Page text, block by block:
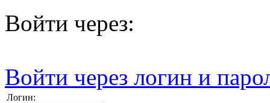
Войти через:
Войти через логин и
Логин: